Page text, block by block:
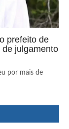
prefeito de
julgamento
por mais de